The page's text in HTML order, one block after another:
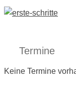
Termine
Keine Termine